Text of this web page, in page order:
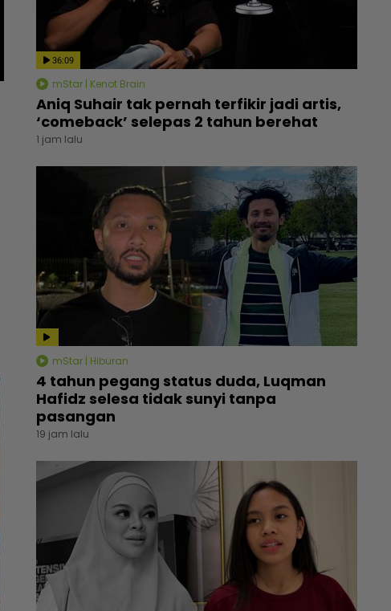
36:09
mStar | Kenot Brain
Aniq Suhair tak pernah terfikir jadi artis,
‘comeback’ selepas 2 tahun berehat
1 jam lalu
mStar | Hiburan
4 tahun pegang status duda, Luqman
Hafidz selesa tidak sunyi tanpa
pasangan
19 jam lalu